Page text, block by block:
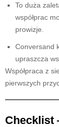
To duża
współprac
prowizje.
Conversand
upraszcza
Współpraca z
pierwszych
Checklist